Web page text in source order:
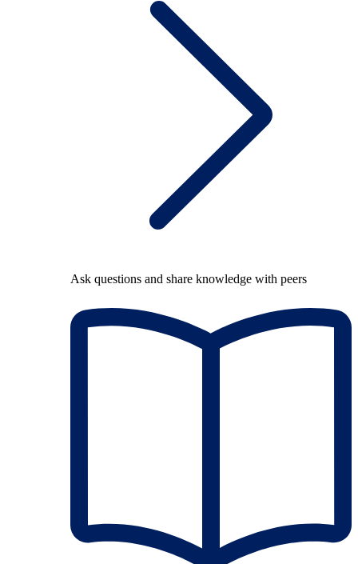
Ask questions and share knowledge with peers